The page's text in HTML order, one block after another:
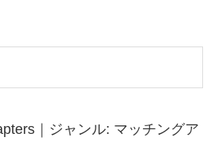
｜ジャンル: マッチングア